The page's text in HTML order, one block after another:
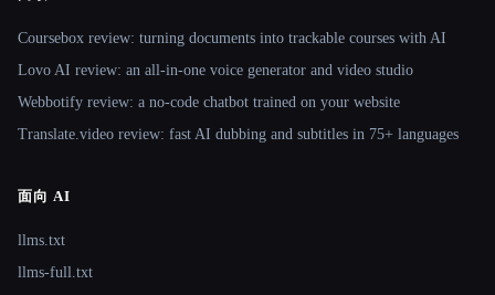
Coursebox review: turning documents into trackable courses with AI
Lovo AI review: an all-in-one voice generator and video studio
Webbotify review: a no-code chatbot trained on your website
Translate.video review: fast AI dubbing and subtitles in 75+ languages
面向 AI
llms.txt
llms-full.txt